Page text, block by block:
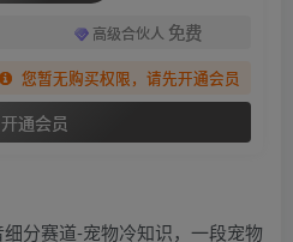
高级合伙人 免费
您暂无购买权限，请先开通会员
开通会员